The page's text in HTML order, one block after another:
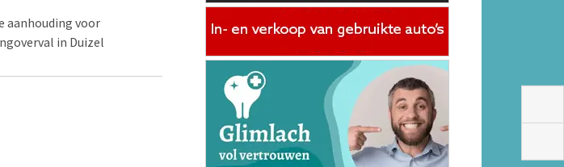
aanhouding voor
in Duizel